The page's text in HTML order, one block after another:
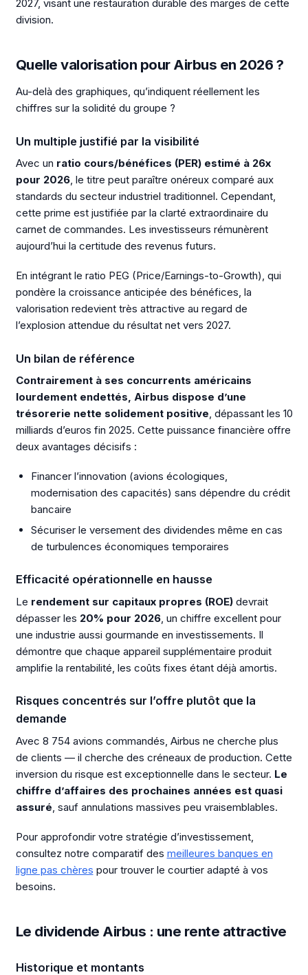
2027, visant une restauration durable des marges de cette
division.
Quelle valorisation pour Airbus en 2026 ?
Au-delà des graphiques, qu’indiquent réellement les
chiffres sur la solidité du groupe ?
Un multiple justifié par la visibilité
Avec un ratio cours/bénéfices (PER) estimé à 26x
pour 2026, le titre peut paraître onéreux comparé aux
standards du secteur industriel traditionnel. Cependant,
cette prime est justifiée par la clarté extraordinaire du
carnet de commandes. Les investisseurs rémunèrent
aujourd’hui la certitude des revenus futurs.
En intégrant le ratio PEG (Price/Earnings-to-Growth), qui
pondère la croissance anticipée des bénéfices, la
valorisation redevient très attractive au regard de
l’explosion attendue du résultat net vers 2027.
Un bilan de référence
Contrairement à ses concurrents américains
lourdement endettés, Airbus dispose d’une
trésorerie nette solidement positive, dépassant les 10
milliards d’euros fin 2025. Cette puissance financière offre
deux avantages décisifs :
Financer l’innovation (avions écologiques,
modernisation des capacités) sans dépendre du crédit
bancaire
Sécuriser le versement des dividendes même en cas
de turbulences économiques temporaires
Efficacité opérationnelle en hausse
Le rendement sur capitaux propres (ROE)devrait
dépasser les 20% pour 2026, un chiffre excellent pour
une industrie aussi gourmande en investissements. Il
démontre que chaque appareil supplémentaire produit
amplifie la rentabilité, les coûts fixes étant déjà amortis.
Risques concentrés sur l’offre plutôt que la
demande
Avec 8 754 avions commandés, Airbus ne cherche plus
de clients — il cherche des créneaux de production. Cette
inversion du risque est exceptionnelle dans le secteur. Le
chiffre d’affaires des prochaines années est quasi
assuré , sauf annulations massives peu vraisemblables.
Pour approfondir votre stratégie d’investissement,
consultez notre comparatif des meilleures banques en
ligne pas chères pour trouver le courtier adapté à vos
besoins.
Le dividende Airbus : une rente attractive
Historique et montants